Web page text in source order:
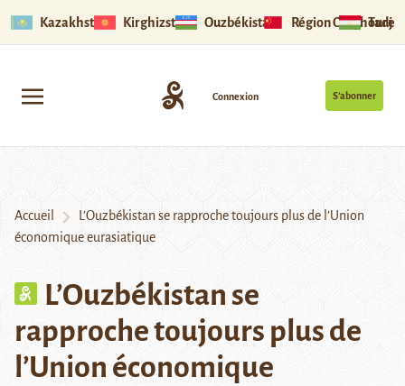
Kazakhstan Kirghizstan Ouzbékistan Région Ouïghoure
S’abonner
Connexion
Accueil
L’Ouzbékistan se rapproche toujours plus de l’Union
économique eurasiatique
L’Ouzbékistan se
rapproche toujours plus de
l’Union économique